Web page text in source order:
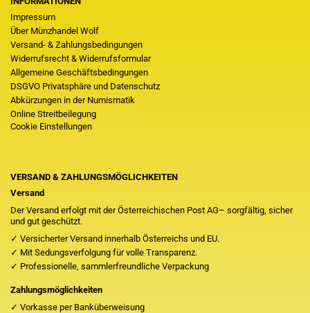
Impressum
Über Münzhandel Wolf
Versand- & Zahlungsbedingungen
Widerrufsrecht & Widerrufsformular
Allgemeine Geschäftsbedingungen
DSGVO Privatsphäre und Datenschutz
Abkürzungen in der Numismatik
Online Streitbeilegung
Cookie Einstellungen
VERSAND & ZAHLUNGSMÖGLICHKEITEN
Versand
Der Versand erfolgt mit der Österreichischen Post AG– sorgfältig, sicher
und gut geschützt.
✓ Versicherter Versand innerhalb Österreichs und EU.
✓ Mit Sedungsverfolgung für volle Transparenz.
✓ Professionelle, sammlerfreundliche Verpackung
Zahlungsmöglichkeiten
✓ Vorkasse per Banküberweisung